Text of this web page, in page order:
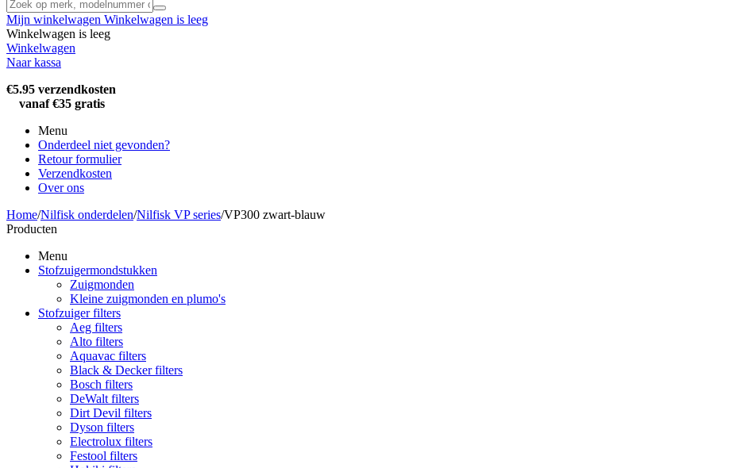
Mijn winkelwagen Winkelwagen is leeg
Winkelwagen is leeg
Winkelwagen
Naar kassa
€5.95 verzendkosten
vanaf €35 gratis
Menu
Onderdeel niet gevonden?
Retour formulier
Verzendkosten
Over ons
Home/Nilfisk onderdelen/Nilfisk VP series/VP300 zwart-blauw
Producten
Menu
Stofzuigermondstukken
Zuigmonden
Kleine zuigmonden en plumo's
Stofzuiger filters
Aeg filters
Alto filters​
Aquavac filters
Black & Decker filters
Bosch filters
DeWalt filters
Dirt Devil filters
Dyson filters
Electrolux filters
Festool filters